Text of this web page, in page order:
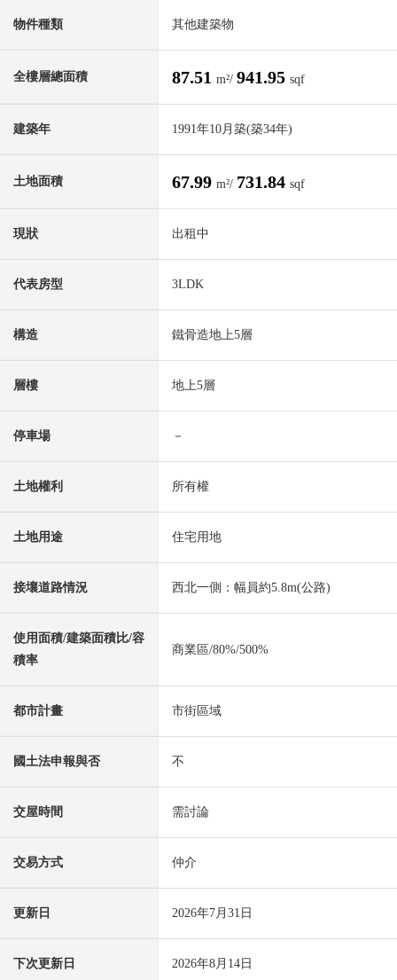
物件種類 其他建築物
全樓層總面積 87.51 m²/ 941.95 sqf
建築年 1991年10月築(築34年)
土地面積 67.99 m²/ 731.84 sqf
現狀 出租中
代表房型 3LDK
構造 鐵骨造地上5層
層樓 地上5層
停車場 －
土地權利 所有權
土地用途 住宅用地
接壤道路情況 西北一側：幅員約5.8m(公路)
使用面積/建築面積比/容
積率
商業區/80%/500%
都市計畫 市街區域
國土法申報與否 不
交屋時間 需討論
交易方式 仲介
更新日 2026年7月31日
下次更新日 2026年8月14日